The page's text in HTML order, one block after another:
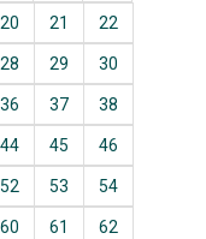
20 21 22
28 29 30
36 37 38
44 45 46
52 53 54
60 61 62